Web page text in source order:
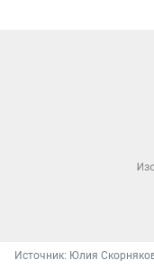
Источник: Юлия